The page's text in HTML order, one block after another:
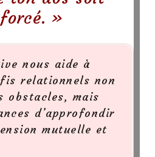
»
nous aide à
relationnels non
obstacles, mais
d’approfondir
mutuelle et